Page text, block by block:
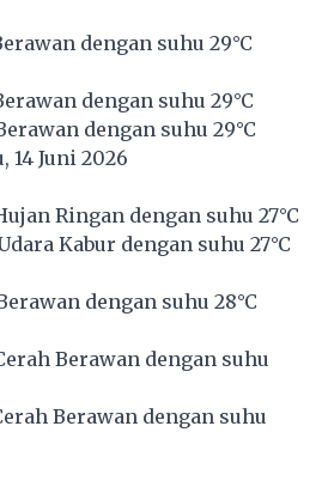
dengan suhu 29°C
dengan suhu 29°C
dengan suhu 29°C
14 Juni 2026
Ringan dengan suhu 27°C
Kabur dengan suhu 27°C
dengan suhu 28°C
Berawan dengan suhu
Berawan dengan suhu